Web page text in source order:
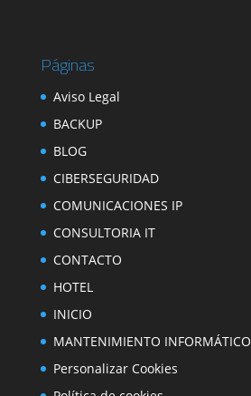
Páginas
Aviso Legal
BACKUP
BLOG
CIBERSEGURIDAD
COMUNICACIONES IP
CONSULTORIA IT
CONTACTO
HOTEL
INICIO
MANTENIMIENTO INFORMÁTICO
Personalizar Cookies